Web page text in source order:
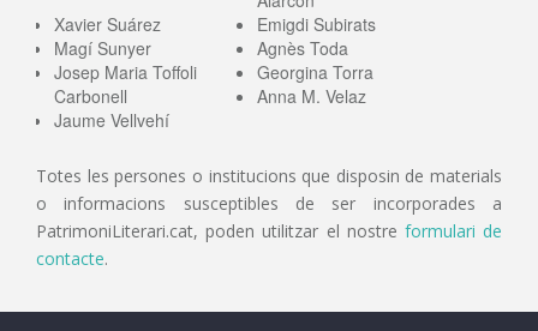
Xavier Suárez
Emigdi Subirats
Magí Sunyer
Agnès Toda
Josep Maria Toffoli
Carbonell
Georgina Torra
Anna M. Velaz
Jaume Vellvehí
Totes les persones o institucions que disposin de materials
o informacions susceptibles de ser incorporades a
PatrimoniLiterari.cat, poden utilitzar el nostre formulari de
contacte.